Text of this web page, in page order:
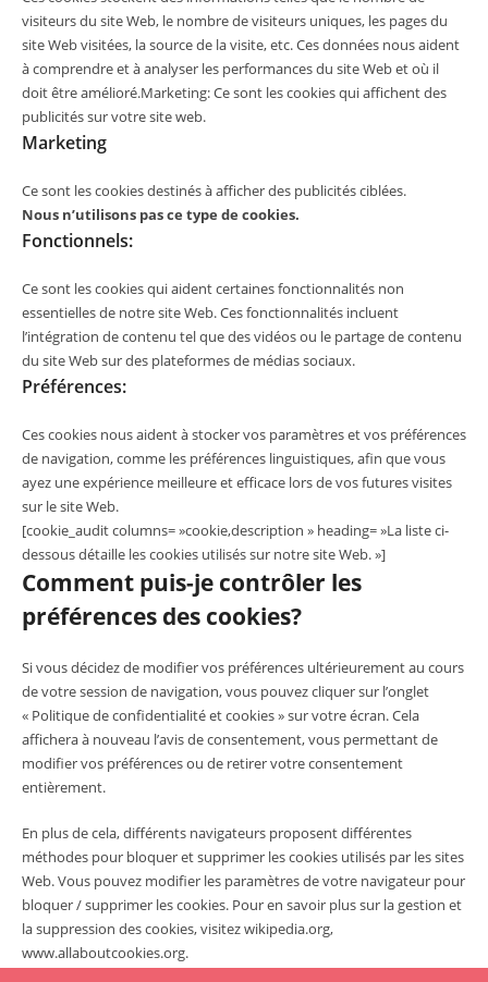
visiteurs du site Web, le nombre de visiteurs uniques, les pages du
site Web visitées, la source de la visite, etc. Ces données nous aident
à comprendre et à analyser les performances du site Web et où il
doit être amélioré.Marketing: Ce sont les cookies qui affichent des
publicités sur votre site web.
Marketing
Ce sont les cookies destinés à afficher des publicités ciblées.
Nous n’utilisons pas ce type de cookies.
Fonctionnels:
Ce sont les cookies qui aident certaines fonctionnalités non
essentielles de notre site Web. Ces fonctionnalités incluent
l’intégration de contenu tel que des vidéos ou le partage de contenu
du site Web sur des plateformes de médias sociaux.
Préférences:
Ces cookies nous aident à stocker vos paramètres et vos préférences
de navigation, comme les préférences linguistiques, afin que vous
ayez une expérience meilleure et efficace lors de vos futures visites
sur le site Web.
[cookie_audit columns= »cookie,description » heading= »La liste ci-
dessous détaille les cookies utilisés sur notre site Web. »]
Comment puis-je contrôler les
préférences des cookies?
Si vous décidez de modifier vos préférences ultérieurement au cours
de votre session de navigation, vous pouvez cliquer sur l’onglet
« Politique de confidentialité et cookies » sur votre écran. Cela
affichera à nouveau l’avis de consentement, vous permettant de
modifier vos préférences ou de retirer votre consentement
entièrement.
En plus de cela, différents navigateurs proposent différentes
méthodes pour bloquer et supprimer les cookies utilisés par les sites
Web. Vous pouvez modifier les paramètres de votre navigateur pour
bloquer / supprimer les cookies. Pour en savoir plus sur la gestion et
la suppression des cookies, visitez wikipedia.org,
www.allaboutcookies.org.